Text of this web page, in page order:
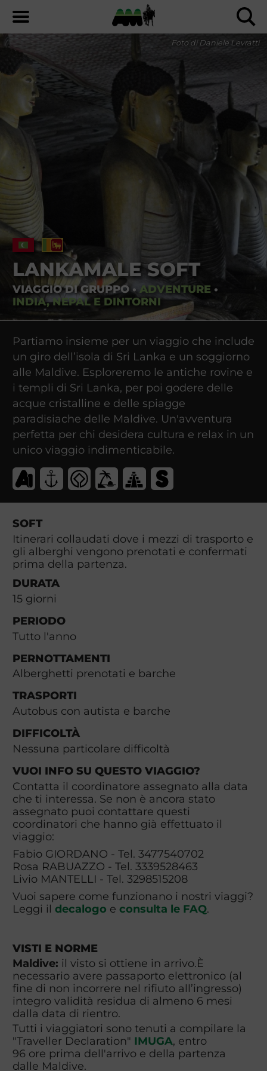
LANKAMALE SOFT
VIAGGIO DI GRUPPO• ADVENTURE•
INDIA, NEPAL E DINTORNI
Foto di Daniele Levratti
Partiamo insieme per un viaggio che include
un giro dell’isola di Sri Lanka e un soggiorno
alle Maldive. Esploreremo le antiche rovine e
i templi di Sri Lanka, per poi godere delle
acque cristalline e delle spiagge
paradisiache delle Maldive. Un'avventura
perfetta per chi desidera cultura e relax in un
unico viaggio indimenticabile.
SOFT
Itinerari collaudati dove i mezzi di trasporto e
gli alberghi vengono prenotati e confermati
prima della partenza.
DURATA
15giorni
PERIODO
Tutto l'anno
PERNOTTAMENTI
Alberghetti prenotati e barche
TRASPORTI
Autobus con autista e barche
DIFFICOLTÀ
Nessuna particolare difficoltà
VUOI INFO SU QUESTO VIAGGIO?
Contatta il coordinatore assegnato alla data
che ti interessa. Se non è ancora stato
assegnato puoi contattare questi
coordinatori che hanno già effettuato il
viaggio:
Fabio GIORDANO - Tel. 3477540702
Rosa RABUAZZO - Tel. 3339528463
Livio MANTELLI - Tel. 3298515208
Vuoi sapere come funzionano i nostri viaggi?
Leggi il decalogo e consulta le FAQ.
VISTI E NORME
Maldive: il visto si ottiene in arrivo.È
necessario avere passaporto elettronico (al
fine di non incorrere nel rifiuto all’ingresso)
integro validità residua di almeno 6 mesi
dalla data di rientro.
Tutti i viaggiatori sono tenuti a compilare la
"Traveller Declaration" IMUGA, entro
96 ore prima dell'arrivo e della partenza
dalle Maldive.